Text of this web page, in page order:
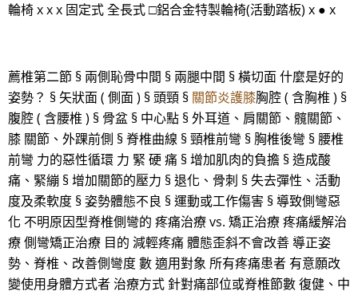
輪椅 x x x 固定式 全長式 □鋁合金特製輪椅(活動踏板) x ● x
薦椎第二節 § 兩側恥骨中間 § 兩腿中間 § 橫切面 什麼是好的
姿勢？ § 矢狀面 ( 側面 ) § 頭頸 § 關節炎護膝胸腔 ( 含胸椎 ) §
腹腔 ( 含腰椎 ) § 骨盆 § 中心點 § 外耳道、肩關節、髖關節、
膝 關節、外踝前側 § 脊椎曲線 § 頸椎前彎 § 胸椎後彎 § 腰椎
前彎 力的惡性循環 力 緊 硬 痛 § 增加肌肉的負擔 § 造成酸
痛、緊繃 § 增加關節的壓力 § 退化、骨刺 § 失去彈性、活動
度及柔軟度 § 姿勢體態不良 § 運動或工作傷害 § 導致側彎惡
化 不明原因型脊椎側彎的 疼痛治療 vs. 矯正治療 疼痛緩解治
療 側彎矯正治療 目的 減輕疼痛 體態歪斜不會改善 導正姿
勢、脊椎、改善側彎度 數 適用對象 所有疼痛患者 有意願改
變使用身體方式者 治療方式 針對痛部位或脊椎節數 復健、中